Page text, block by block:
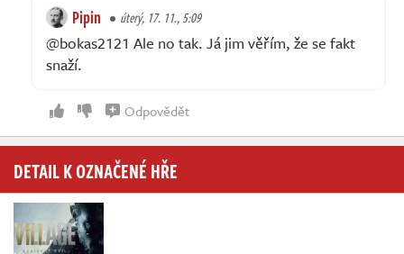
Pipin úterý, 17. 11., 5:09
@bokas2121 Ale no tak. Já jim věřím, že se fakt
snaží.
Odpovědět
DETAIL K OZNAČENÉ HŘE